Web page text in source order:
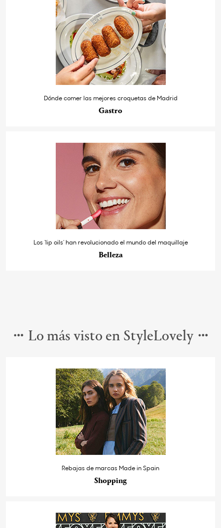
Dónde comer las mejores croquetas de Madrid
Gastro
Los ‘lip oils’ han revolucionado el mundo del maquillaje
Belleza
Lo más visto en StyleLovely
Rebajas de marcas Made in Spain
Shopping